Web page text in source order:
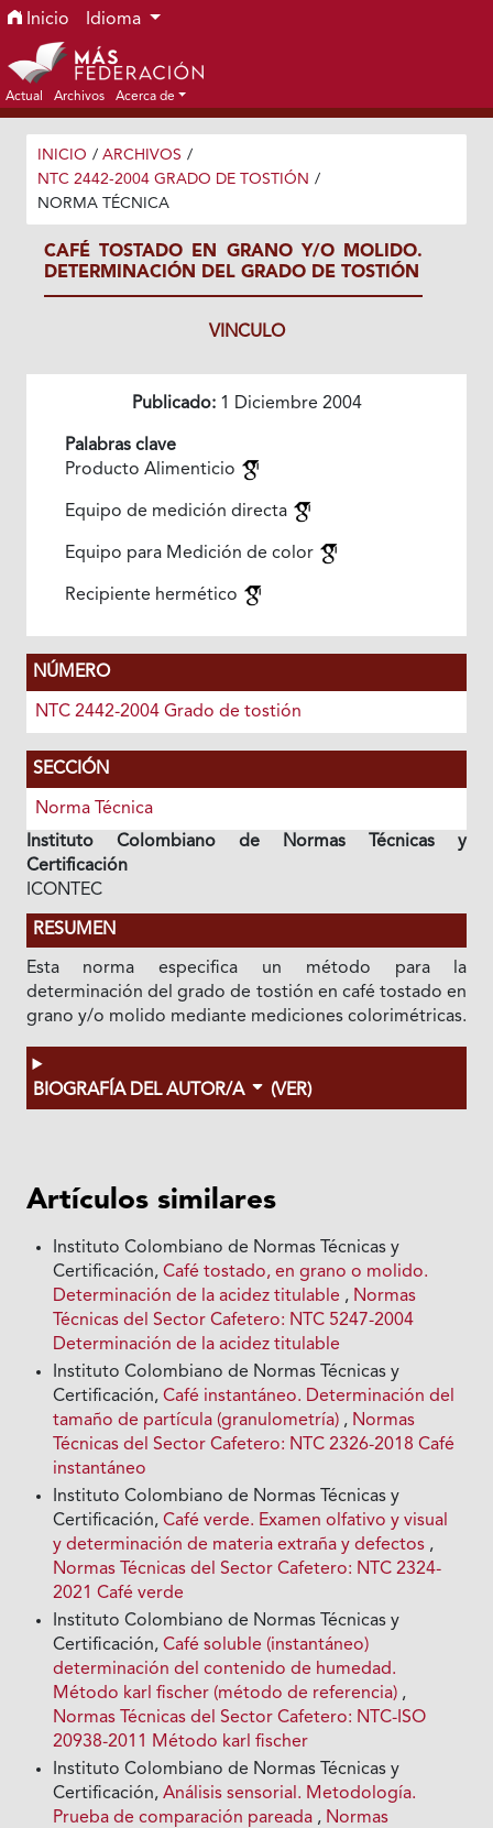
Ir al menú de navegación principal
Ir al contenido principal
Ir al pie de página del sitio
Inicio Idioma
Actual Archivos Acerca de
INICIO / ARCHIVOS /
NTC 2442-2004 GRADO DE TOSTIÓN /
NORMA TÉCNICA
CAFÉ TOSTADO EN GRANO Y/O MOLIDO.
DETERMINACIÓN DEL GRADO DE TOSTIÓN
VINCULO
Publicado:1 Diciembre 2004
Palabras clave
Producto Alimenticio
Equipo de medición directa
Equipo para Medición de color
Recipiente hermético
NÚMERO
NTC 2442-2004 Grado de tostión
SECCIÓN
Norma Técnica
Instituto Colombiano de Normas Técnicas y
Certificación
ICONTEC
RESUMEN
Esta norma especifica un método para la
determinación del grado de tostión en café tostado en
grano y/o molido mediante mediciones colorimétricas.
BIOGRAFÍA DEL AUTOR/A (VER)
Artículos similares
Instituto Colombiano de Normas Técnicas y
Certificación,Café tostado, en grano o molido.
Determinación de la acidez titulable , Normas
Técnicas del Sector Cafetero: NTC 5247-2004
Determinación de la acidez titulable
Instituto Colombiano de Normas Técnicas y
Certificación,Café instantáneo. Determinación del
tamaño de partícula (granulometría) , Normas
Técnicas del Sector Cafetero: NTC 2326-2018 Café
instantáneo
Instituto Colombiano de Normas Técnicas y
Certificación,Café verde. Examen olfativo y visual
y determinación de materia extraña y defectos ,
Normas Técnicas del Sector Cafetero: NTC 2324-
2021 Café verde
Instituto Colombiano de Normas Técnicas y
Certificación,Café soluble (instantáneo)
determinación del contenido de humedad.
Método karl fischer (método de referencia) ,
Normas Técnicas del Sector Cafetero: NTC-ISO
20938-2011 Método karl fischer
Instituto Colombiano de Normas Técnicas y
Certificación,Análisis sensorial. Metodología.
Prueba de comparación pareada , Normas